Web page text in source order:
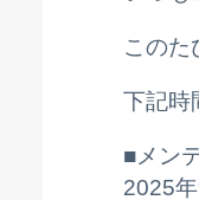
このた
下記時
■メン
2025